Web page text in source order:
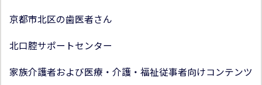
京都市北区の歯医者さん
北口腔サポートセンター
家族介護者および医療・介護・福祉従事者向けコンテンツ